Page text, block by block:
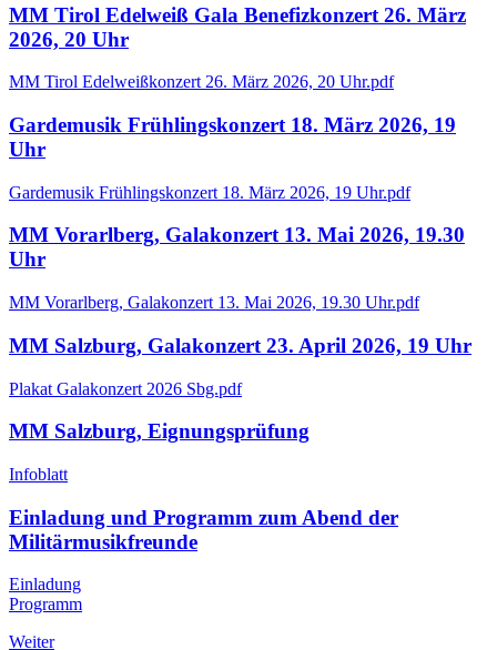
MM Tirol Edelweiß Gala Benefizkonzert 26. März
2026, 20 Uhr
MM Tirol Edelweißkonzert 26. März 2026, 20 Uhr.pdf
Gardemusik Frühlingskonzert 18. März 2026, 19
Uhr
Gardemusik Frühlingskonzert 18. März 2026, 19 Uhr.pdf
MM Vorarlberg, Galakonzert 13. Mai 2026, 19.30
Uhr
MM Vorarlberg, Galakonzert 13. Mai 2026, 19.30 Uhr.pdf
MM Salzburg, Galakonzert 23. April 2026, 19 Uhr
Plakat Galakonzert 2026 Sbg.pdf
MM Salzburg, Eignungsprüfung
Infoblatt
Einladung und Programm zum Abend der
Militärmusikfreunde
Einladung
Programm
Weiter